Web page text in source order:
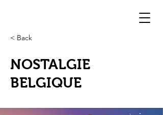
< Back
NOSTALGIE
BELGIQUE